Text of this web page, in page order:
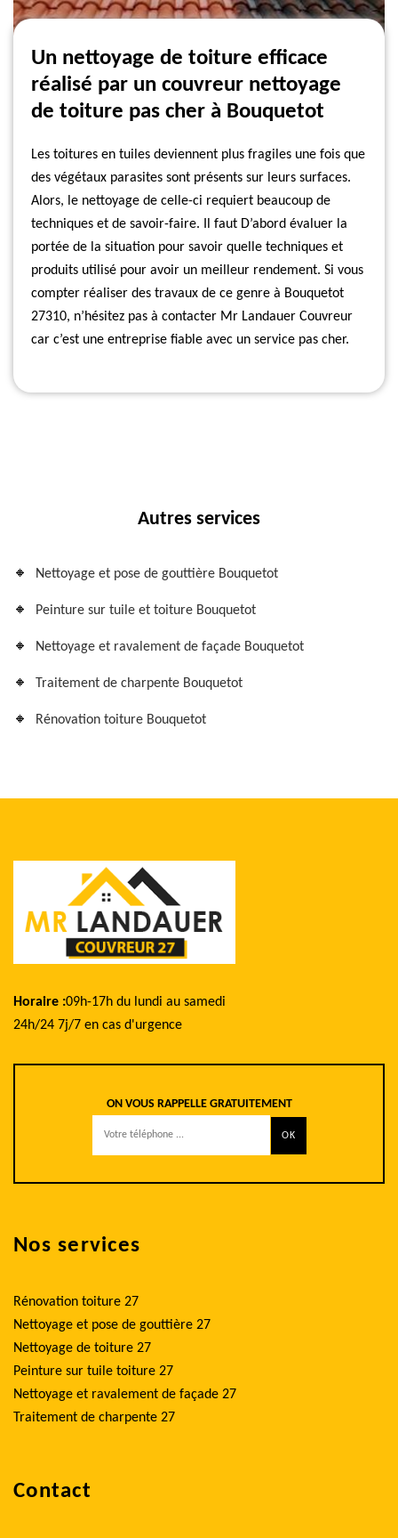
Un nettoyage de toiture efficace
réalisé par un couvreur nettoyage
de toiture pas cher à Bouquetot
Les toitures en tuiles deviennent plus fragiles une fois que
des végétaux parasites sont présents sur leurs surfaces.
Alors, le nettoyage de celle-ci requiert beaucoup de
techniques et de savoir-faire. Il faut D’abord évaluer la
portée de la situation pour savoir quelle techniques et
produits utilisé pour avoir un meilleur rendement. Si vous
compter réaliser des travaux de ce genre à Bouquetot
27310, n’hésitez pas à contacter Mr Landauer Couvreur
car c’est une entreprise fiable avec un service pas cher.
Autres services
Nettoyage et pose de gouttière Bouquetot
Peinture sur tuile et toiture Bouquetot
Nettoyage et ravalement de façade Bouquetot
Traitement de charpente Bouquetot
Rénovation toiture Bouquetot
Horaire :09h-17h du lundi au samedi
24h/24 7j/7 en cas d'urgence
ON VOUS RAPPELLE GRATUITEMENT
Nos services
Rénovation toiture 27
Nettoyage et pose de gouttière 27
Nettoyage de toiture 27
Peinture sur tuile toiture 27
Nettoyage et ravalement de façade 27
Traitement de charpente 27
Contact